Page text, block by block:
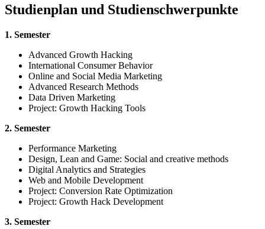
Studienplan und Studienschwerpunkte
1. Semester
Advanced Growth Hacking
International Consumer Behavior
Online and Social Media Marketing
Advanced Research Methods
Data Driven Marketing
Project: Growth Hacking Tools
2. Semester
Performance Marketing
Design, Lean and Game: Social and creative methods
Digital Analytics and Strategies
Web and Mobile Development
Project: Conversion Rate Optimization
Project: Growth Hack Development
3. Semester